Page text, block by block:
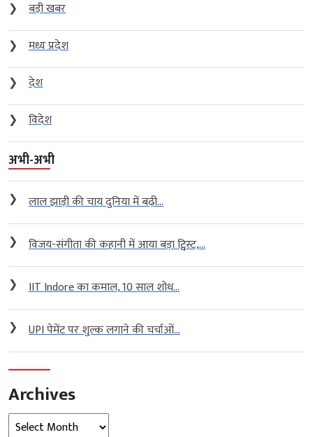
❯
बड़ी खबर
❯
मध्य प्रदेश
❯
देश
❯
विदेश
अभी-अभी
❯ लाल झाड़ी की चाय दुनिया में बढ़ी...
❯ विजय-संगीता की कहानी में आया बड़ा ट्विस्ट,...
❯ IIT Indore का कमाल, 10 साल शोध...
❯ UPI पेमेंट पर शुल्क लगाने की चर्चाओं...
Archives
Archives